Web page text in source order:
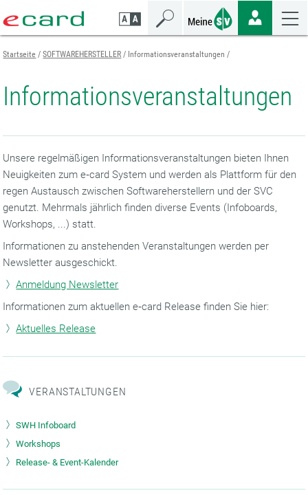
Seiteninhalt
springen
Navigation
springen
Mobilen
Navigation
springen
Startseite SOFTWAREHERSTELLER Informationsveranstaltungen
Informationsveranstaltungen
Unsere regelmäßigen Informationsveranstaltungen bieten Ihnen
Neuigkeiten zum e‑card System und werden als Plattform für den
regen Austausch zwischen Softwareherstellern und der SVC
genutzt. Mehrmals jährlich finden diverse Events (Infoboards,
Workshops, ...) statt.
Informationen zu anstehenden Veranstaltungen werden per
Newsletter ausgeschickt.
Anmeldung Newsletter
Informationen zum aktuellen e‑card Release finden Sie hier:
Aktuelles Release
VERANSTALTUNGEN
SWH Infoboard
Workshops
Release- & Event-Kalender